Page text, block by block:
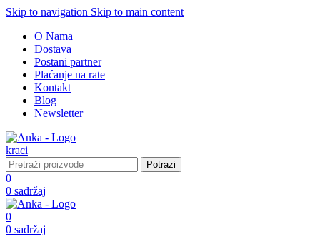
Skip to navigation Skip to main content
O Nama
Dostava
Postani partner
Plaćanje na rate
Kontakt
Blog
Newsletter
Potrazi
0
0 sadržaj
0
0 sadržaj